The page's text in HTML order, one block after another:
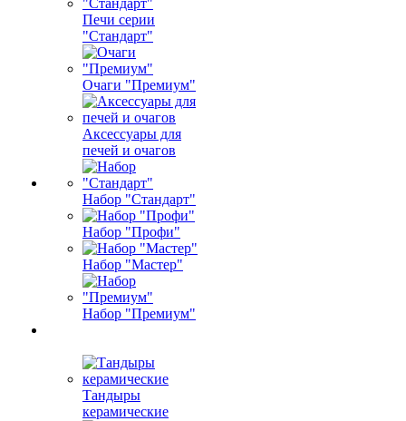
Печи серии
"Стандарт"
Очаги "Премиум"
Аксессуары для
печей и очагов
Набор "Стандарт"
Набор "Профи"
Набор "Мастер"
Набор "Премиум"
Тандыры
керамические